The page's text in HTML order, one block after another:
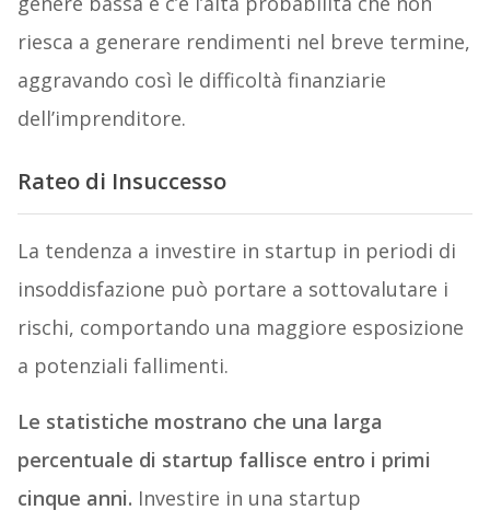
riesca a generare rendimenti nel breve termine,
aggravando così le difficoltà finanziarie
dell’imprenditore.
Rateo di Insuccesso
La tendenza a investire in startup in periodi di
insoddisfazione può portare a sottovalutare i
rischi, comportando una maggiore esposizione
a potenziali fallimenti.
Le statistiche mostrano che una larga
percentuale di startup fallisce entro i primi
cinque anni. Investire in una startup